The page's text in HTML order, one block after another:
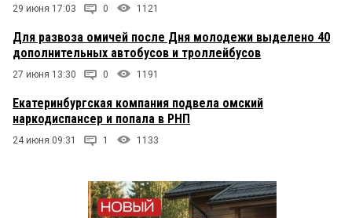
29 июня 17:03 0 1121
Для развоза омичей после Дня молодежи выделено 40
дополнительных автобусов и троллейбусов
27 июня 13:30 0 1191
Екатеринбургская компания подвела омский
наркодиспансер и попала в РНП
24 июня 09:31 1 1133